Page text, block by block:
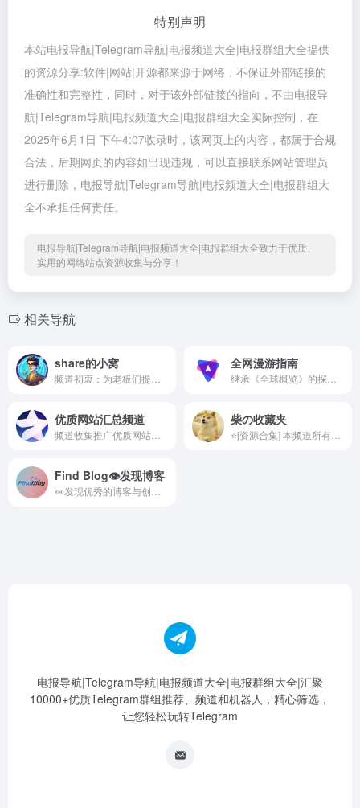
特别声明
本站电报导航|Telegram导航|电报频道大全|电报群组大全提供
的资源分享:软件|网站|开源都来源于网络，不保证外部链接的
准确性和完整性，同时，对于该外部链接的指向，不由电报导
航|Telegram导航|电报频道大全|电报群组大全实际控制，在
2025年6月1日 下午4:07收录时，该网页上的内容，都属于合规
合法，后期网页的内容如出现违规，可以直接联系网站管理员
进行删除，电报导航|Telegram导航|电报频道大全|电报群组大
全不承担任何责任。
电报导航|Telegram导航|电报频道大全|电报群组大全致力于优质、
实用的网络站点资源收集与分享！
相关导航
share的小窝 全网漫游指南
优质网站汇总频道 柴の收藏夹
Find Blog👁发现博客
电报导航|Telegram导航|电报频道大全|电报群组大全|汇聚
10000+优质Telegram群组推荐、频道和机器人，精心筛选，
让您轻松玩转Telegram